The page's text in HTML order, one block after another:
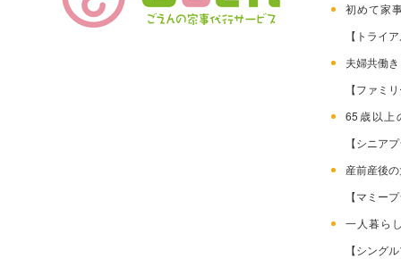
初めて家
【トライ
夫婦共働
【ファミ
65歳以
【シニア
産前産
【マミー
一人暮
【シング